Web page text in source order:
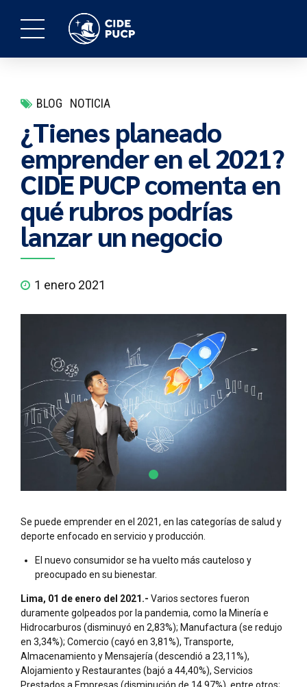
BLOG NOTICIA
¿Tienes planeado
emprender en el 2021?
CIDE PUCP comenta en
qué rubros podrías
lanzar un negocio
1 enero 2021
Se puede emprender en el 2021, en las categorías de salud y
deporte enfocado en servicio y producción.
El nuevo consumidor se ha vuelto más cauteloso y
preocupado en su bienestar.
Lima, 01 de enero del 2021.- Varios sectores fueron
duramente golpeados por la pandemia, como la Minería e
Hidrocarburos (disminuyó en 2,83%); Manufactura (se redujo
en 3,34%); Comercio (cayó en 3,81%), Transporte,
Almacenamiento y Mensajería (descendió a 23,11%),
Alojamiento y Restaurantes (bajó a 44,40%), Servicios